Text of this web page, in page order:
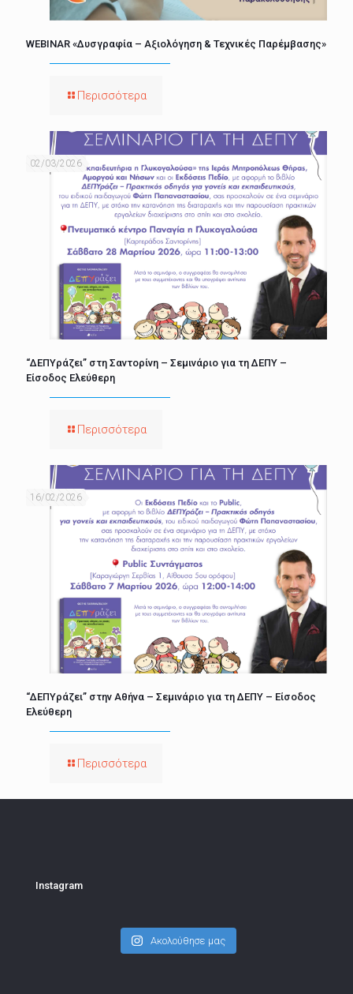
WEBINAR «Δυσγραφία – Αξιολόγηση & Τεχνικές Παρέμβασης»
Περισσότερα
02/03/2026
“ΔΕΠΥράζει” στη Σαντορίνη – Σεμινάριο για τη ΔΕΠΥ –
Είσοδος Ελεύθερη
Περισσότερα
16/02/2026
“ΔΕΠΥράζει” στην Αθήνα – Σεμινάριο για τη ΔΕΠΥ – Είσοδος
Ελεύθερη
Περισσότερα
Instagram
Ακολούθησε μας